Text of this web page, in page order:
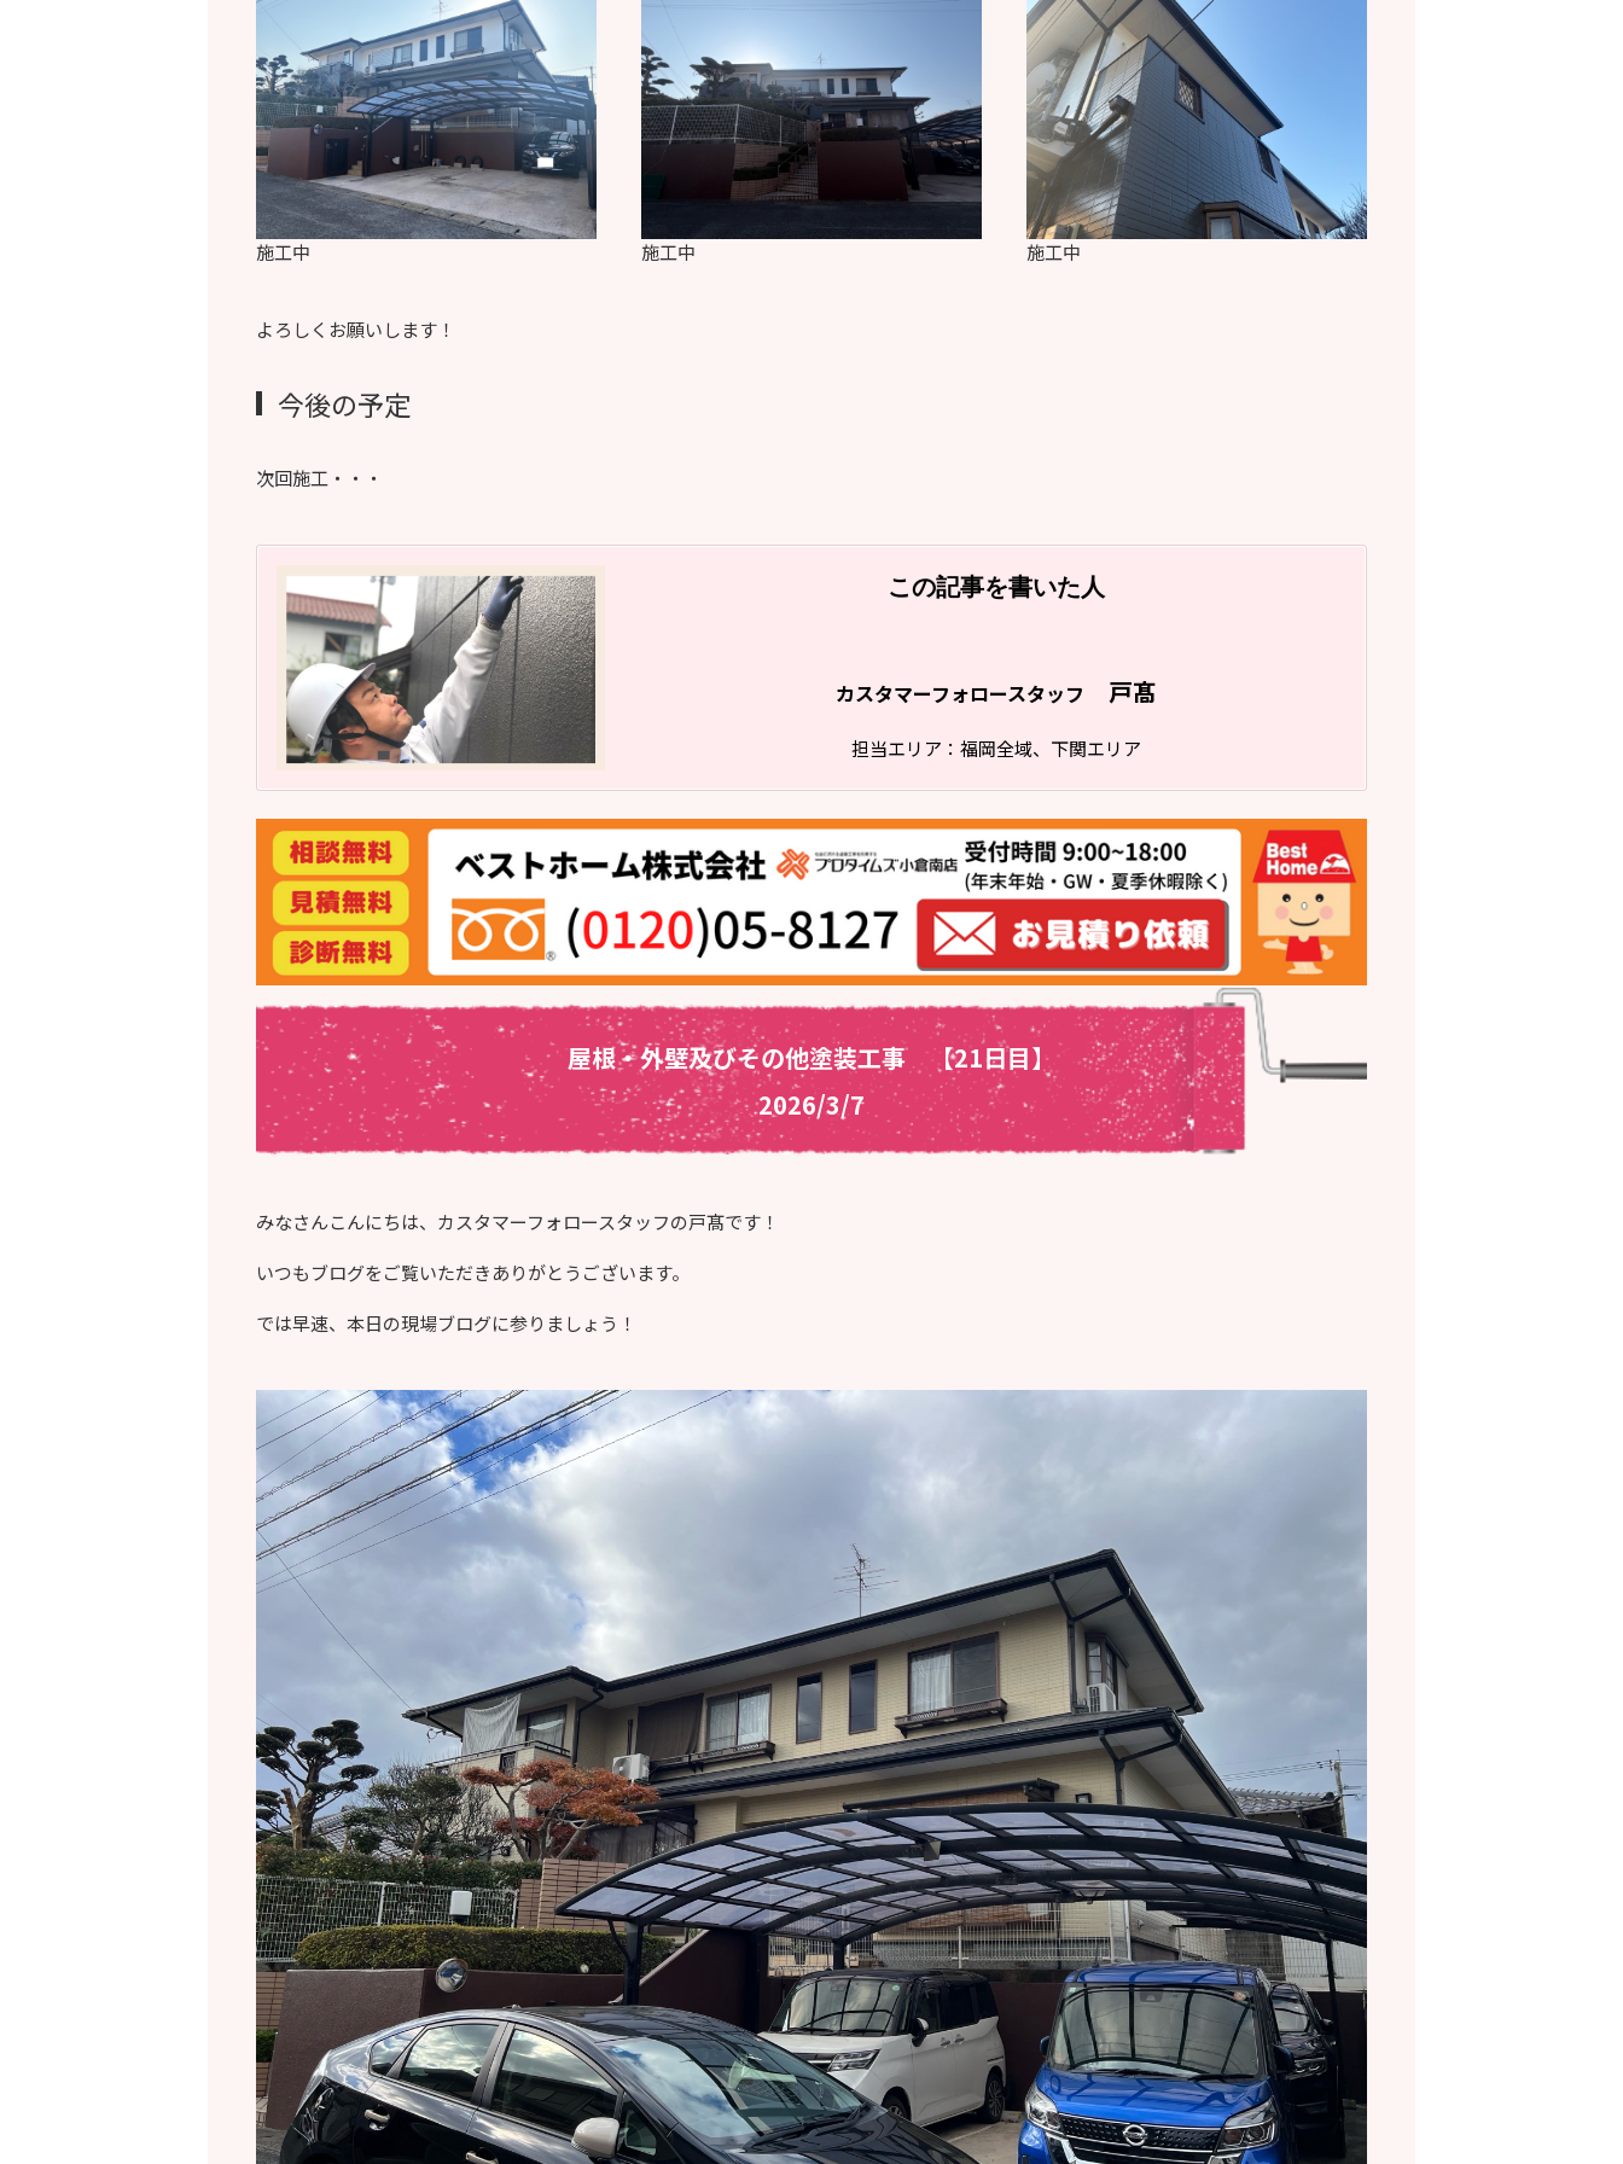
施工中 施工中 施工中
よろしくお願いします！
今後の予定
次回施工・・・
この記事を書いた人
カスタマーフォロースタッフ 戸髙
担当エリア：福岡全域、下関エリア
屋根・外壁及びその他塗装工事 【21日目】
2026/3/7
みなさんこんにちは、カスタマーフォロースタッフの戸髙です！
いつもブログをご覧いただきありがとうございます。
では早速、本日の現場ブログに参りましょう！